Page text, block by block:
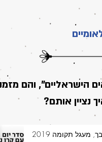
הישראליים", והם
נציין אותם?
מעגל תקומה 2019